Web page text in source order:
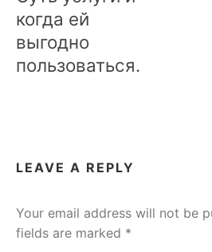
когда ей
выгодно
пользоваться.
LEAVE A REPLY
Your email address will not be
fields are marked *